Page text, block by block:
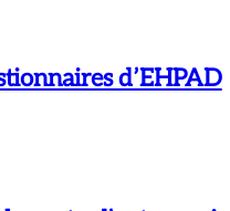
d’EHPAD